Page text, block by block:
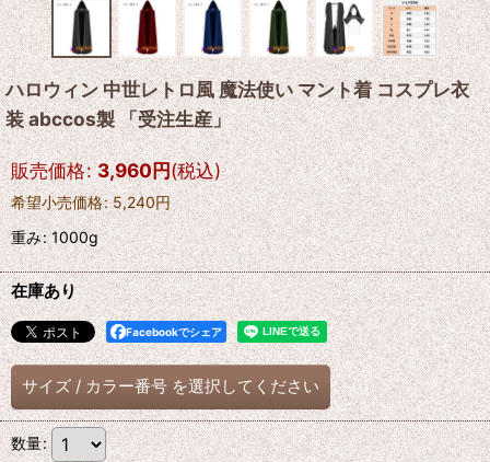
ハロウィン 中世レトロ風 魔法使い マント着 コスプレ衣
装 abccos製 「受注生産」
販売価格: 3,960円(税込)
希望小売価格: 5,240円
重み:1000g
在庫あり
Facebookでシェア
サイズ / カラー番号 を選択してください
数量: